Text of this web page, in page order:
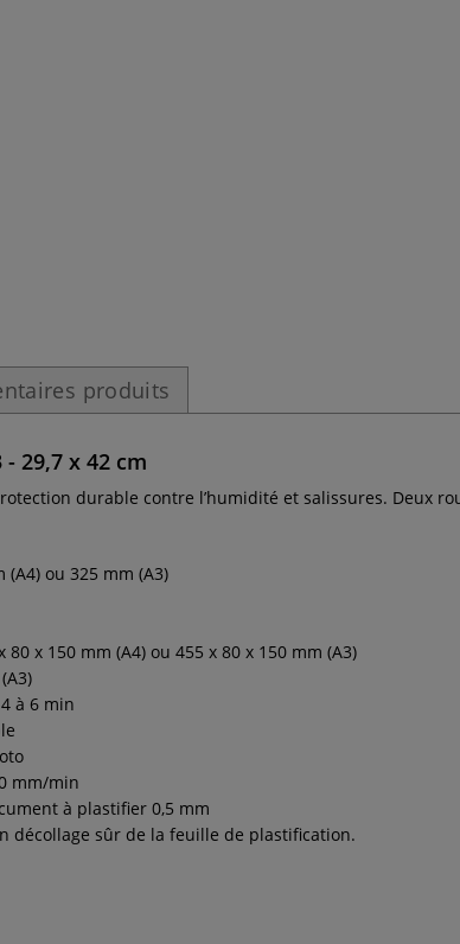
produits
29,7 x 42 cm
durable contre l’humidité et salissures. Deux
ou 325 mm (A3)
80 x 150 mm (A4) ou 455 x 80 x 150 mm (A3)
à 6 min
mm/min
à plastifier 0,5 mm
décollage sûr de la feuille de plastification.